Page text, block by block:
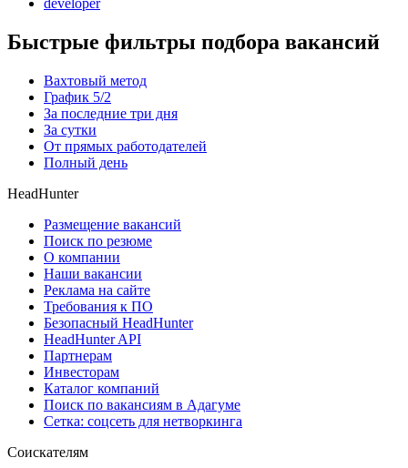
developer
Быстрые фильтры подбора вакансий
Вахтовый метод
График 5/2
За последние три дня
За сутки
От прямых работодателей
Полный день
HeadHunter
Размещение вакансий
Поиск по резюме
О компании
Наши вакансии
Реклама на сайте
Требования к ПО
Безопасный HeadHunter
HeadHunter API
Партнерам
Инвесторам
Каталог компаний
Поиск по вакансиям в Адагуме
Сетка: соцсеть для нетворкинга
Соискателям